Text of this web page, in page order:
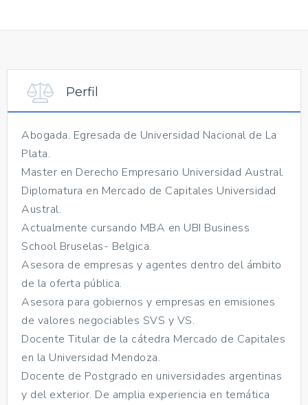
Perfil
Abogada. Egresada de Universidad Nacional de La
Plata.
Master en Derecho Empresario Universidad Austral.
Diplomatura en Mercado de Capitales Universidad
Austral.
Actualmente cursando MBA en UBI Business
School Bruselas- Belgica.
Asesora de empresas y agentes dentro del ámbito
de la oferta pública.
Asesora para gobiernos y empresas en emisiones
de valores negociables SVS y VS.
Docente Titular de la cátedra Mercado de Capitales
en la Universidad Mendoza.
Docente de Postgrado en universidades argentinas
y del exterior. De amplia experiencia en temática